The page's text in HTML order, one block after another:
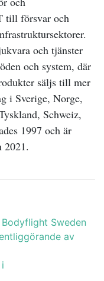
till försvar och
och tjänster
och system, där
säljs till mer
i Sverige, Norge,
Schweiz,
1997 och är
2021.
Bodyflight Sweden
av